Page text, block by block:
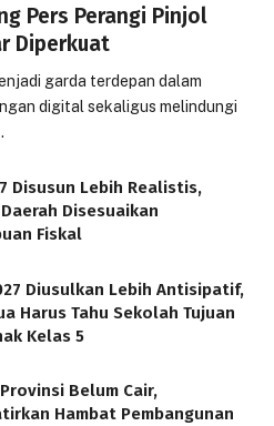
Pers Perangi Pinjol
Diperkuat
garda terdepan dalam
digital sekaligus melindungi
Disusun Lebih Realistis,
Disesuaikan
Fiskal
Diusulkan Lebih Antisipatif,
Harus Tahu Sekolah Tujuan
Kelas 5
Belum Cair,
Hambat Pembangunan